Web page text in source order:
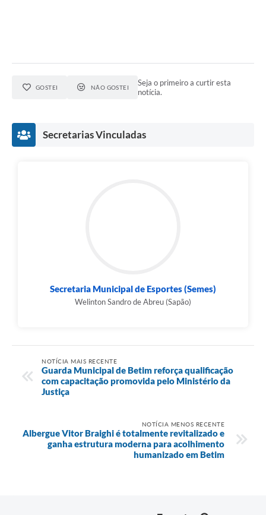
GOSTEI NÃO GOSTEI
Seja o primeiro a curtir esta
notícia.
Secretarias Vinculadas
Secretaria Municipal de Esportes (Semes)
Welinton Sandro de Abreu (Sapão)
NOTÍCIA MAIS RECENTE
Guarda Municipal de Betim reforça qualificação
com capacitação promovida pelo Ministério da
Justiça
NOTÍCIA MENOS RECENTE
Albergue Vitor Braighi é totalmente revitalizado e
ganha estrutura moderna para acolhimento
humanizado em Betim